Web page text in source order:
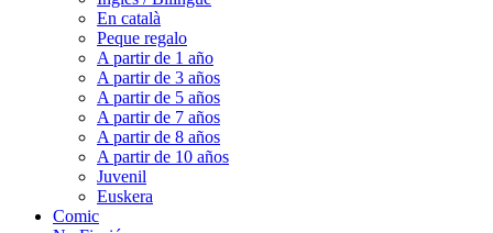
En català
Peque regalo
A partir de 1 año
A partir de 3 años
A partir de 5 años
A partir de 7 años
A partir de 8 años
A partir de 10 años
Juvenil
Euskera
Comic